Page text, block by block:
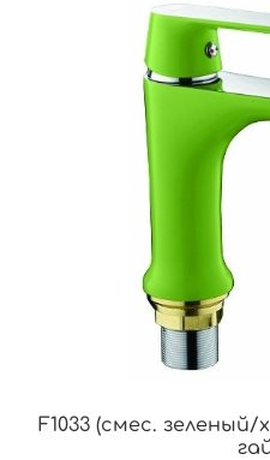
F1033 (смес.